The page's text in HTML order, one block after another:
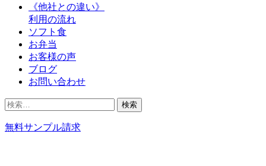
《他社との違い》
利用の流れ
ソフト食
お弁当
お客様の声
ブログ
お問い合わせ
検
無料サンプル請求